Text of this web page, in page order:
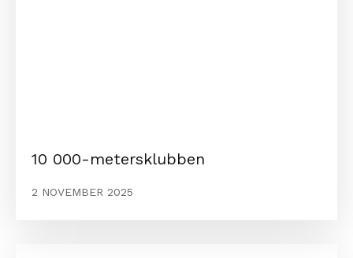
10 000-metersklubben
2 NOVEMBER 2025